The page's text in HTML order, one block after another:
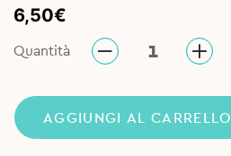
6,50€
Quantità
AGGIUNGI AL CARRELLO